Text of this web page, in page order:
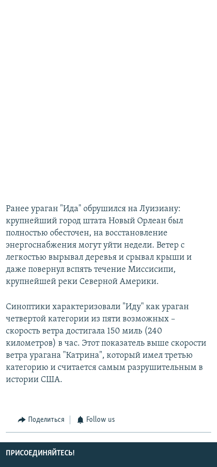
Ранее ураган "Ида" обрушился на Луизиану:
крупнейший город штата Новый Орлеан был
полностью обесточен, на восстановление
энергоснабжения могут уйти недели. Ветер с
легкостью вырывал деревья и срывал крыши и
даже повернул вспять течение Миссисипи,
крупнейшей реки Северной Америки.
Синоптики характеризовали "Иду" как ураган
четвертой категории из пяти возможных –
скорость ветра достигала 150 миль (240
километров) в час. Этот показатель выше скорости
ветра урагана "Катрина", который имел третью
категорию и считается самым разрушительным в
истории США.
Поделиться Follow us
ПРИСОЕДИНЯЙТЕСЬ!